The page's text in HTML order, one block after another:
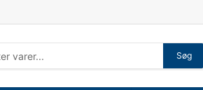
Søg